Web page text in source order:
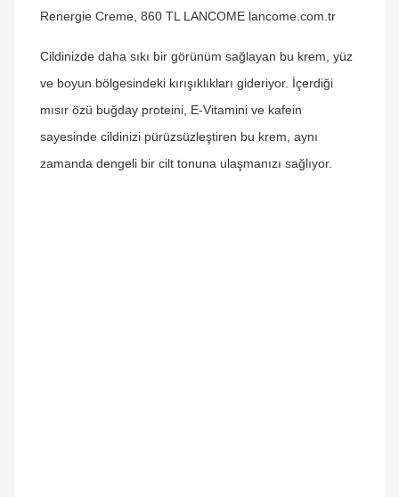
Renergie Creme, 860 TL LANCOME lancome.com.tr
Cildinizde daha sıkı bir görünüm sağlayan bu krem, yüz
ve boyun bölgesindeki kırışıklıkları gideriyor. İçerdiği
mısır özü buğday proteini, E-Vitamini ve kafein
sayesinde cildinizi pürüzsüzleştiren bu krem, aynı
zamanda dengeli bir cilt tonuna ulaşmanızı sağlıyor.